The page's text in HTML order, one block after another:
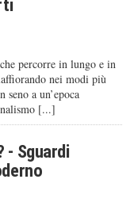
percorre in lungo e in
nei modi più
a un’epoca
[...]
- Sguardi